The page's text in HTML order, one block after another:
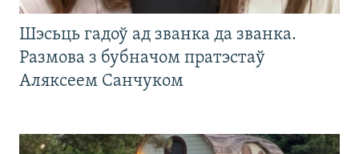
Шэсьць гадоў ад званка да званка.
Размова з бубначом пратэстаў
Аляксеем Санчуком